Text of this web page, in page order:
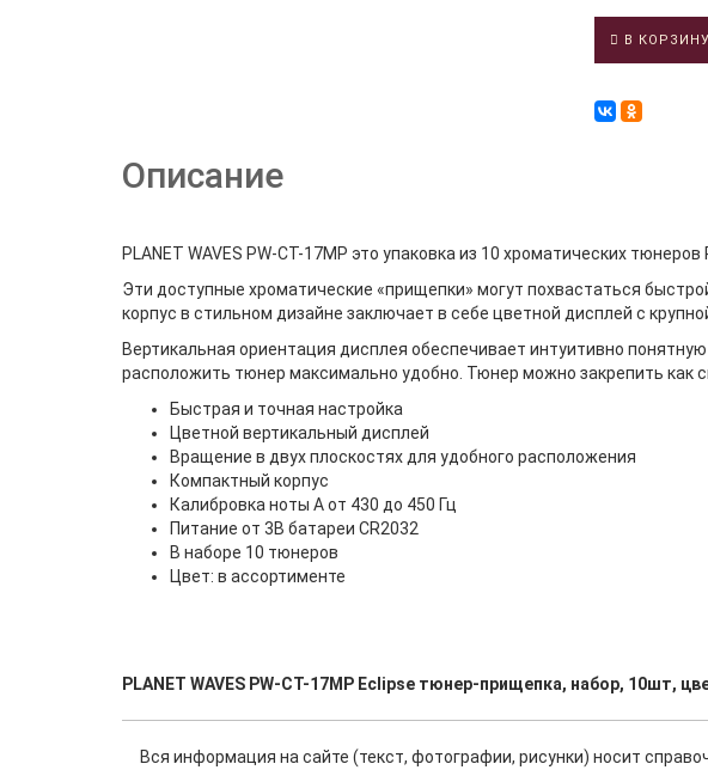
В КОРЗИНУ
Описание
PLANET WAVES PW-CT-17MP это упаковка из 10 хроматических
Эти доступные хроматические «прищепки» могут похвастаться
корпус в стильном дизайне заключает в себе цветной дисплей с
Вертикальная ориентация дисплея обеспечивает интуитивно
расположить тюнер максимально удобно. Тюнер можно закрепить как
Быстрая и точная настройка
Цветной вертикальный дисплей
Вращение в двух плоскостях для удобного расположения
Компактный корпус
Калибровка ноты A от 430 до 450 Гц
Питание от 3В батареи CR2032
В наборе 10 тюнеров
Цвет: в ассортименте
PLANET WAVES PW-CT-17MP Eclipse тюнер-прищепка, набор, 10шт,
Вся информация на сайте (текст, фотографии, рисунки) носит